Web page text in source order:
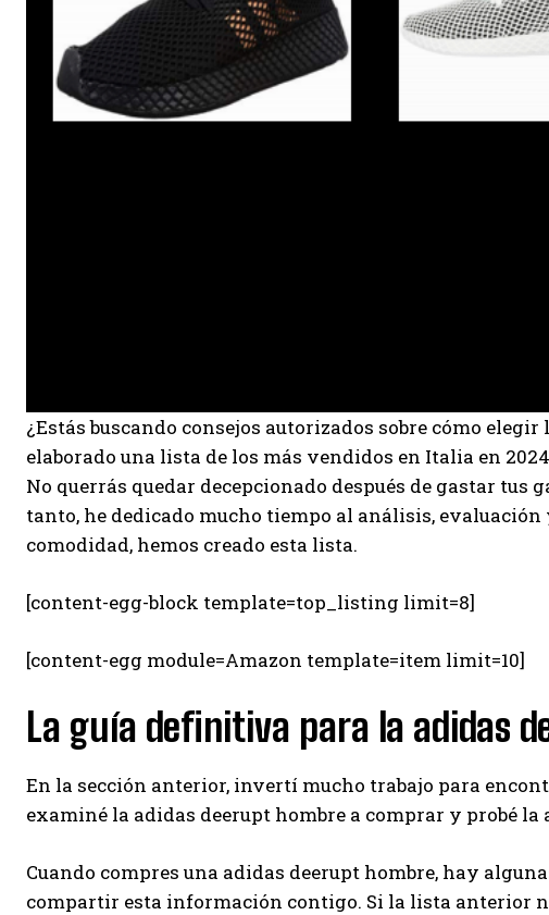
¿Estás buscando consejos autorizados sobre cómo
elaborado una lista de los más vendidos en Italia en
No querrás quedar decepcionado después de gastar tus
tanto, he dedicado mucho tiempo al análisis,
comodidad, hemos creado esta lista.
[content-egg-block template=top_listing limit=8]
[content-egg module=Amazon template=item limit=10]
La guía definitiva para la adidas
En la sección anterior, invertí mucho trabajo para
examiné la adidas deerupt hombre a comprar y probé la
Cuando compres una adidas deerupt hombre, hay
compartir esta información contigo. Si la lista anterior